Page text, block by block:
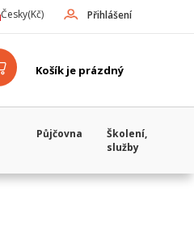
Přihlášení
Česky(Kč)
Košík je prázdný
Půjčovna
Školení,
služby